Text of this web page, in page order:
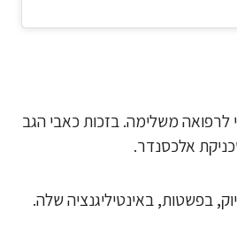
לרפואה משלימה. בזכות כאבי הגב
אלכסנדר.
בפשטות, באינטיליגנציה שלה.